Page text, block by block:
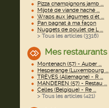
Pizza champignons jamb ...
Mijoté de viande haché ...
Wraps aux légumes d'ét ...
Pan bagnat à ma façon
Nuggets de poulet de L ...
> Tous les articles (3316)
Mes restaurants
Montenach (57) - Auber ...
Hesperange (Luxembourg ...
TRÈVES (Allemagne) - R ...
MANDEREN (57) - Restau ...
Celles (Belgique) - Re ...
> Tous les articles (421)